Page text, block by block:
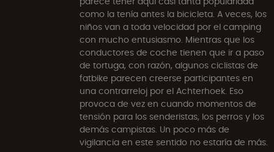
como la tenía antes la bicicleta. A veces, los
niños van a toda velocidad por el camping
con mucho entusiasmo. Mientras que los
conductores de coche tienen que ir a paso
de tortuga, con razón, algunos ciclistas de
fatbike parecen creerse participantes en
una contrarreloj por el Achterhoek. Eso
provoca de vez en cuando momentos de
tensión para los senderistas, los perros y los
demás campistas. Un poco más de
vigilancia en este sentido no estaría de más.